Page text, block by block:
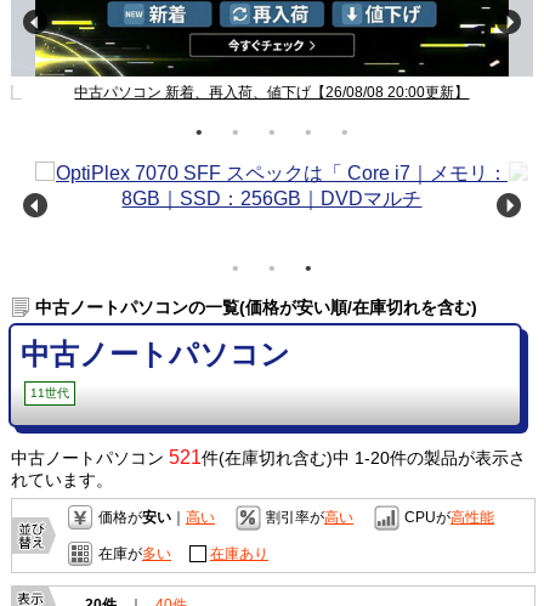
Windows11ノート一覧【26/08/08 20:00更新】
中古ノートパソコンの一覧(価格が安い順/在庫切れを含む)
中古ノートパソコン
11世代
中古ノートパソコン 521件(在庫切れ含む)中 1-20件の製品が表示さ
れています。
価格が安い｜ 高い 割引率が高い CPUが高性能
在庫が多い 在庫あり